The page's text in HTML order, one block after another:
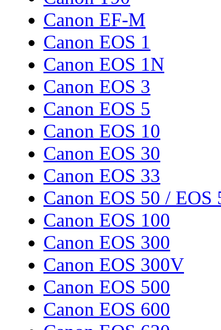
Canon EF-M
Canon EOS 1
Canon EOS 1N
Canon EOS 3
Canon EOS 5
Canon EOS 10
Canon EOS 30
Canon EOS 33
Canon EOS 50 / EOS
Canon EOS 100
Canon EOS 300
Canon EOS 300V
Canon EOS 500
Canon EOS 600